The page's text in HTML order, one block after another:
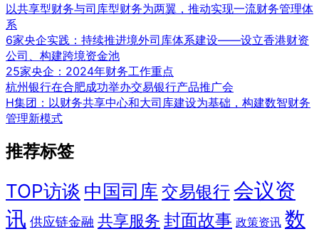
以共享型财务与司库型财务为两翼，推动实现一流财务管理体
系
6家央企实践：持续推进境外司库体系建设——设立香港财资
公司、构建跨境资金池
25家央企：2024年财务工作重点
杭州银行在合肥成功举办交易银行产品推广会
H集团：以财务共享中心和大司库建设为基础，构建数智财务
管理新模式
推荐标签
TOP访谈 中国司库 交易银行会议资
讯 供应链金融 共享服务 封面故事 政策资讯 数